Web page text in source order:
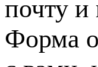
почту и
Форма